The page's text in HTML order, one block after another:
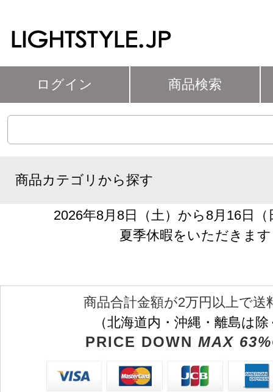
ログイン 商品検索
商品カテゴリから探す
2026年8月8日（土）から8月16日
夏季休暇をいただきます
商品合計金額が2万円以上で送
（北海道内・沖縄・離島は
PRICE DOWN MAX